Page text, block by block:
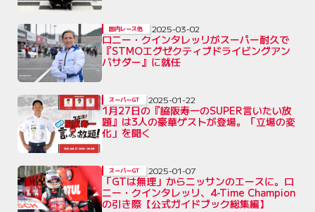
ロニー・クインタレッリがスーパー耐久で
『STMOエグゼクティブドライビングアン
バサダー』に就任
国内レース他 2025-03-02
1月27日の『脇阪寿一のSUPER言いたい放
題』は3人の豪華ゲストが登場。「立場の変
化」を聞く
スーパーGT 2025-01-22
「GTは無理」からニッサンのエースに。ロ
ニー・クインタレッリ、4-Time Champion
の引き際【公式ガイドブック総集編】
スーパーGT 2025-01-07